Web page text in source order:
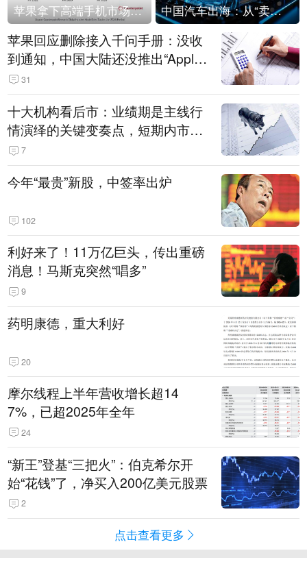
苹果拿下高端手机市场65%的份额：iPhone 17系列功不可没 中国汽车出海：从“卖出去”到“走进去”
苹果回应删除接入千问手册：没收
到通知，中国大陆还没推出“Apple
智能使用千问”功能
31
十大机构看后市：业绩期是主线行
情演绎的关键变奏点，短期内市场
或继续反弹，关注三条业绩主线
7
今年“最贵”新股，中签率出炉
102
利好来了！11万亿巨头，传出重磅
消息！马斯克突然“唱多”
9
药明康德，重大利好
20
摩尔线程上半年营收增长超14
7%，已超2025年全年
24
“新王”登基“三把火”：伯克希尔开
始“花钱”了，净买入200亿美元股票
2
点击查看更多